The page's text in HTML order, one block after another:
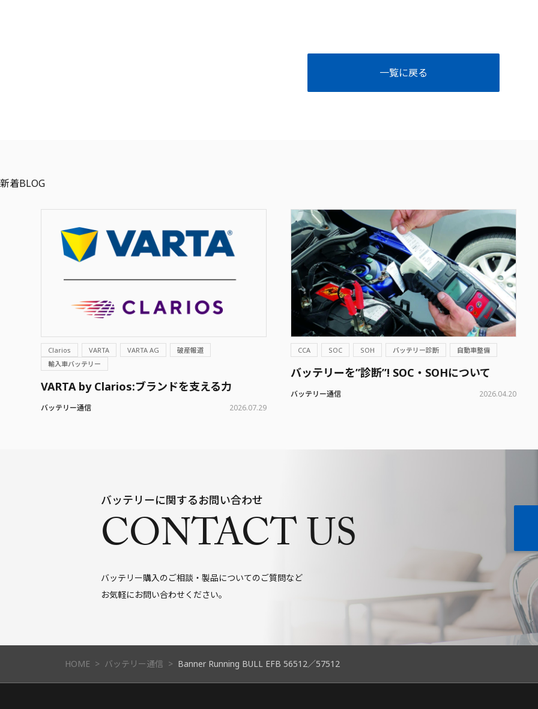
一覧に戻る
新着BLOG
Clarios VARTA VARTA AG
破産報道
輸入車バッテリー
VARTA by Clarios:ブランドを支える力
バッテリー通信 2026.07.29
CCA SOC SOH バッテリー診断 自動車整備
バッテリーを”診断”! SOC・SOHについて
バッテリー通信 2026.04.20
バッテリーに関するお問い合わせ
CONTACT US
バッテリー購入のご相談・製品についてのご質問など
お気軽にお問い合わせください。
HOME バッテリー通信 Banner Running BULL EFB 56512／57512